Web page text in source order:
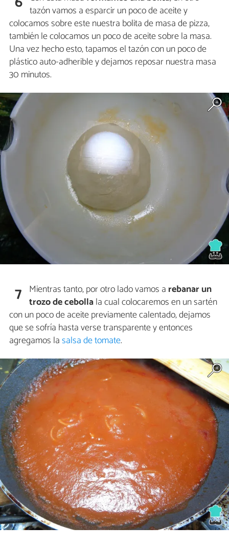
tazón vamos a esparcir un poco de aceite y
colocamos sobre este nuestra bolita de masa de pizza,
también le colocamos un poco de aceite sobre la masa.
Una vez hecho esto, tapamos el tazón con un poco de
plástico auto-adherible y dejamos reposar nuestra masa
30 minutos.
7 Mientras tanto, por otro lado vamos a rebanar un
trozo de cebollala cual colocaremos en un sartén
con un poco de aceite previamente calentado, dejamos
que se sofría hasta verse transparente y entonces
agregamos lasalsa de tomate.